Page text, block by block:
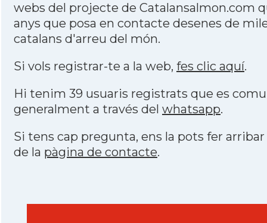
webs del projecte de Catalansalmon.com
anys que posa en contacte desenes de
catalans d'arreu del món.
Si vols registrar-te a la web, fes clic aquí.
Hi tenim 39 usuaris registrats que es
generalment a través del whatsapp.
Si tens cap pregunta, ens la pots fer arribar
de la pàgina de contacte.